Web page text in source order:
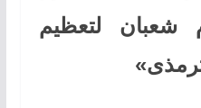
لتعظیم
»